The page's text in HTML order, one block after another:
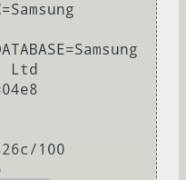
Ltd
100